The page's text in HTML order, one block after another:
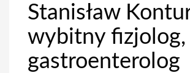
Stanisław
wybitny fizjolog,
gastroenterolog